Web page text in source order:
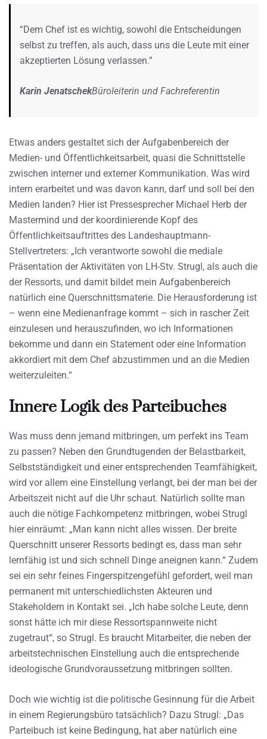
“Dem Chef ist es wichtig, sowohl die Entscheidungen
selbst zu treffen, als auch, dass uns die Leute mit einer
akzeptierten Lösung verlassen.”
Karin JenatschekBüroleiterin und Fachreferentin
Etwas anders gestaltet sich der Aufgabenbereich der
Medien- und Öffentlichkeitsarbeit, quasi die Schnittstelle
zwischen interner und externer Kommunikation. Was wird
intern erarbeitet und was davon kann, darf und soll bei den
Medien landen? Hier ist Pressesprecher Michael Herb der
Mastermind und der koordinierende Kopf des
Öffentlichkeitsauftrittes des Landeshauptmann-
Stellvertreters: „Ich verantworte sowohl die mediale
Präsentation der Aktivitäten von LH-Stv. Strugl, als auch die
der Ressorts, und damit bildet mein Aufgabenbereich
natürlich eine Querschnittsmaterie. Die Herausforderung ist
– wenn eine Medienanfrage kommt – sich in rascher Zeit
einzulesen und herauszufinden, wo ich Informationen
bekomme und dann ein Statement oder eine Information
akkordiert mit dem Chef abzustimmen und an die Medien
weiterzuleiten.“
Innere Logik des Parteibuches
Was muss denn jemand mitbringen, um perfekt ins Team
zu passen? Neben den Grundtugenden der Belastbarkeit,
Selbstständigkeit und einer entsprechenden Teamfähigkeit,
wird vor allem eine Einstellung verlangt, bei der man bei der
Arbeitszeit nicht auf die Uhr schaut. Natürlich sollte man
auch die nötige Fachkompetenz mitbringen, wobei Strugl
hier einräumt: „Man kann nicht alles wissen. Der breite
Querschnitt unserer Ressorts bedingt es, dass man sehr
lernfähig ist und sich schnell Dinge aneignen kann.“ Zudem
sei ein sehr feines Fingerspitzengefühl gefordert, weil man
permanent mit unterschiedlichsten Akteuren und
Stakeholdern in Kontakt sei. „Ich habe solche Leute, denn
sonst hätte ich mir diese Ressortspannweite nicht
zugetraut“, so Strugl. Es braucht Mitarbeiter, die neben der
arbeitstechnischen Einstellung auch die entsprechende
ideologische Grundvoraussetzung mitbringen sollten.
Doch wie wichtig ist die politische Gesinnung für die Arbeit
in einem Regierungsbüro tatsächlich? Dazu Strugl: „Das
Parteibuch ist keine Bedingung, hat aber natürlich eine